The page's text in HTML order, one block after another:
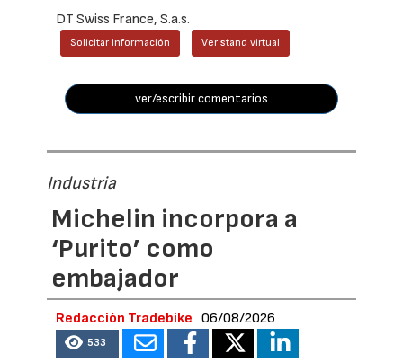
DT Swiss France, S.a.s.
Solicitar información Ver stand virtual
ver/escribir comentarios
Industria
Michelin incorpora a
‘Purito’ como
embajador
Redacción Tradebike 06/08/2026
533